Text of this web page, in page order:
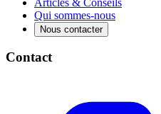
Qui sommes-nous
Nous contacter
Contact